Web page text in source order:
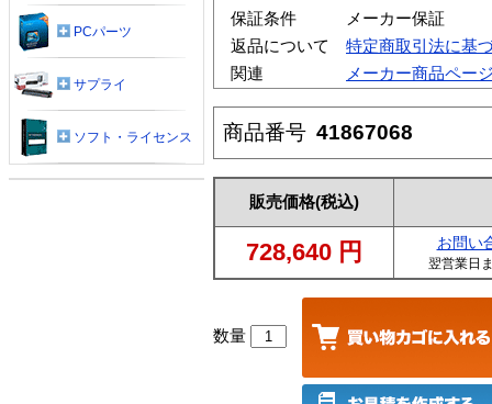
保証条件
メーカー保証
返品について
特定商取引法に基
関連
メーカー商品ペー
商品番号 41867068
販売価格(税込)
728,640 円 お問い
翌営業日
数量
PCパーツ
サプライ
ソフト・ライセンス